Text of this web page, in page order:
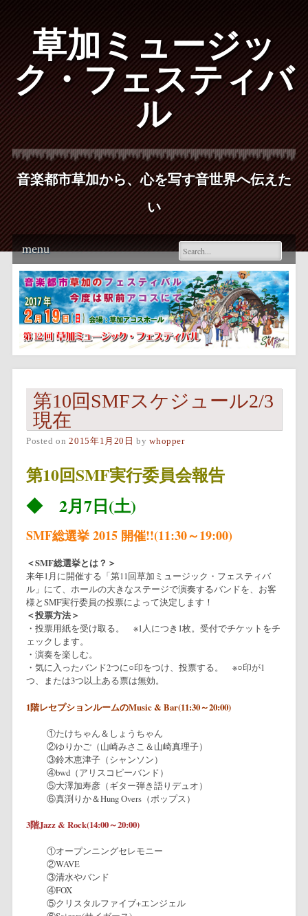
草加ミュージッ
ク・フェスティバ
ル
音楽都市草加から、心を写す音世界へ伝えた
い
Main menu
Skip
to
content
menu
第10回SMFスケジュール2/3
現在
Posted on2015年1月20日 bywhopper
第10回SMF実行委員会報告
◆ 2月7日(土)
SMF総選挙 2015 開催!!(11:30～19:00)
＜SMF総選挙とは？＞
来年1月に開催する「第11回草加ミュージック・フェスティバ
ル」にて、ホールの大きなステージで演奏するバンドを、お客
様とSMF実行委員の投票によって決定します！
＜投票方法＞
・投票用紙を受け取る。 ※1人につき1枚。受付でチケットをチ
ェックします。
・演奏を楽しむ。
・気に入ったバンド2つに○印をつけ、投票する。 ※○印が1
つ、または3つ以上ある票は無効。
1階レセプションルームのMusic & Bar(11:30～20:00)
①たけちゃん＆しょうちゃん
②ゆりかご（山崎みさこ＆山崎真理子）
③鈴木恵津子（シャンソン）
④bwd（アリスコピーバンド）
⑤大澤加寿彦（ギター弾き語りデュオ）
⑥真渕りか＆Hung Overs（ポップス）
3階Jazz & Rock(14:00～20:00)
①オープンニングセレモニー
②WAVE
③清水やバンド
④FOX
⑤クリスタルファイブ+エンジェル